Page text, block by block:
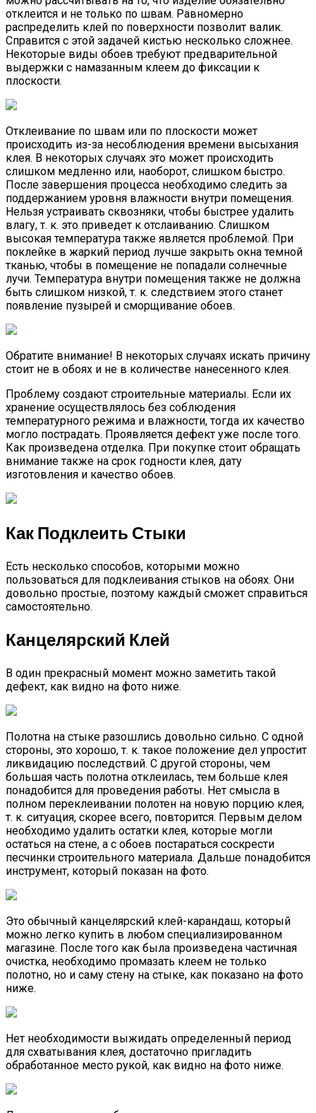
отклеится и не только по швам. Равномерно
распределить клей по поверхности позволит валик.
Справится с этой задачей кистью несколько сложнее.
Некоторые виды обоев требуют предварительной
выдержки с намазанным клеем до фиксации к
плоскости.
Отклеивание по швам или по плоскости может
происходить из-за несоблюдения времени высыхания
клея. В некоторых случаях это может происходить
слишком медленно или, наоборот, слишком быстро.
После завершения процесса необходимо следить за
поддержанием уровня влажности внутри помещения.
Нельзя устраивать сквозняки, чтобы быстрее удалить
влагу, т. к. это приведет к отслаиванию. Слишком
высокая температура также является проблемой. При
поклейке в жаркий период лучше закрыть окна темной
тканью, чтобы в помещение не попадали солнечные
лучи. Температура внутри помещения также не должна
быть слишком низкой, т. к. следствием этого станет
появление пузырей и сморщивание обоев.
Обратите внимание! В некоторых случаях искать причину
стоит не в обоях и не в количестве нанесенного клея.
Проблему создают строительные материалы. Если их
хранение осуществлялось без соблюдения
температурного режима и влажности, тогда их качество
могло пострадать. Проявляется дефект уже после того.
Как произведена отделка. При покупке стоит обращать
внимание также на срок годности клея, дату
изготовления и качество обоев.
Как Подклеить Стыки
Есть несколько способов, которыми можно
пользоваться для подклеивания стыков на обоях. Они
довольно простые, поэтому каждый сможет справиться
самостоятельно.
Канцелярский Клей
В один прекрасный момент можно заметить такой
дефект, как видно на фото ниже.
Полотна на стыке разошлись довольно сильно. С одной
стороны, это хорошо, т. к. такое положение дел упростит
ликвидацию последствий. С другой стороны, чем
большая часть полотна отклеилась, тем больше клея
понадобится для проведения работы. Нет смысла в
полном переклеивании полотен на новую порцию клея,
т. к. ситуация, скорее всего, повторится. Первым делом
необходимо удалить остатки клея, которые могли
остаться на стене, а с обоев постараться соскрести
песчинки строительного материала. Дальше понадобится
инструмент, который показан на фото.
Это обычный канцелярский клей-карандаш, который
можно легко купить в любом специализированном
магазине. После того как была произведена частичная
очистка, необходимо промазать клеем не только
полотно, но и саму стену на стыке, как показано на фото
ниже.
Нет необходимости выжидать определенный период
для схватывания клея, достаточно пригладить
обработанное место рукой, как видно на фото ниже.